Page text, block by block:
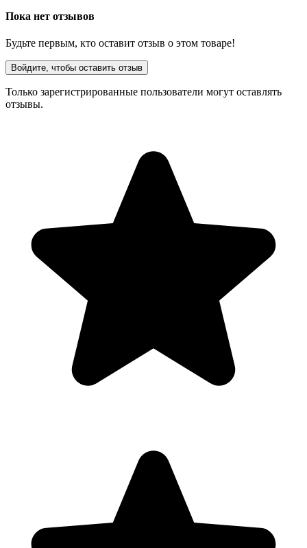
Пока нет отзывов
Будьте первым, кто оставит отзыв о этом товаре!
Войдите, чтобы оставить отзыв
Только зарегистрированные пользователи могут оставлять
отзывы.